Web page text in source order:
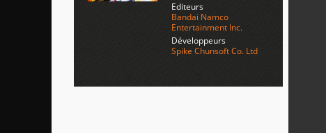
Editeurs
Bandai Namco
Entertainment Inc.
Développeurs
Spike Chunsoft Co. Ltd